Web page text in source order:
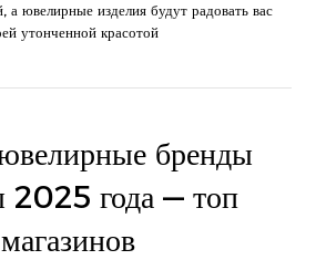
а ювелирные изделия будут радовать вас
утонченной красотой!
бренды
года — топ
магазинов